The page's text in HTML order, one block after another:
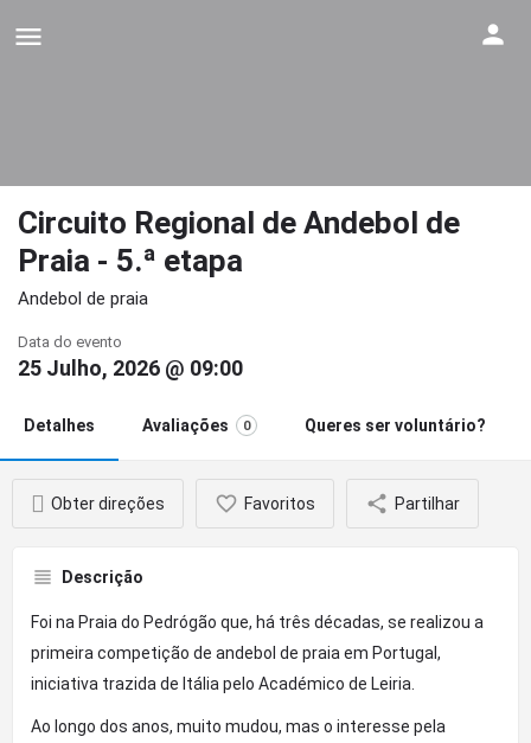
Circuito Regional de Andebol de
Praia - 5.ª etapa
Andebol de praia
Data do evento
25 Julho, 2026 @ 09:00
Detalhes Avaliações 0 Queres ser voluntário?
Obter direções Favoritos Partilhar
Descrição
Foi na Praia do Pedrógão que, há três décadas, se realizou a
primeira competição de andebol de praia em Portugal,
iniciativa trazida de Itália pelo Académico de Leiria.
Ao longo dos anos, muito mudou, mas o interesse pela